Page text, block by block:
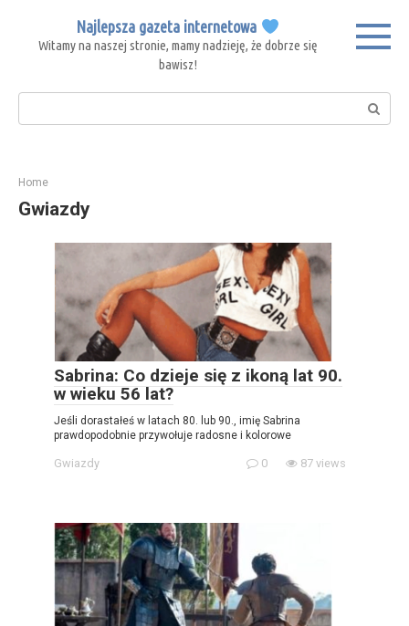
content
Najlepsza gazeta internetowa
Witamy na naszej stronie, mamy nadzieję, że dobrze się
bawisz!
Search:
Home
Gwiazdy
Sabrina: Co dzieje się z ikoną lat 90.
w wieku 56 lat?
Jeśli dorastałeś w latach 80. lub 90., imię Sabrina
prawdopodobnie przywołuje radosne i kolorowe
Gwiazdy 0 87 views